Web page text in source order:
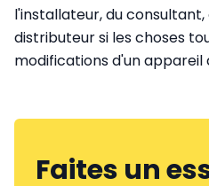
l'installateur, du
distributeur si les choses
modifications d'un appareil
Faites un